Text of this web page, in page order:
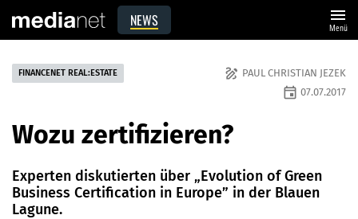
NEWS menu
Menü
FINANCENET REAL:ESTATE draw PAUL CHRISTIAN JEZEK
event 07.07.2017
Wozu zertifizieren?
Experten diskutierten über „Evolution of Green
Business Certification in Europe” in der Blauen
Lagune.